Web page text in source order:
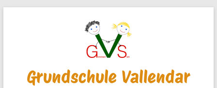
Grundschule Vallendar